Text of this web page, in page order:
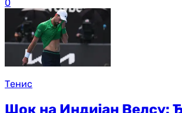
0
Тенис
Шок на Индијан Велсу: